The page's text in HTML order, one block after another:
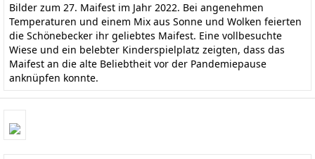
Bilder zum 27. Maifest im Jahr 2022. Bei angenehmen
Temperaturen und einem Mix aus Sonne und Wolken feierten
die Schönebecker ihr geliebtes Maifest. Eine vollbesuchte
Wiese und ein belebter Kinderspielplatz zeigten, dass das
Maifest an die alte Beliebtheit vor der Pandemiepause
anknüpfen konnte.